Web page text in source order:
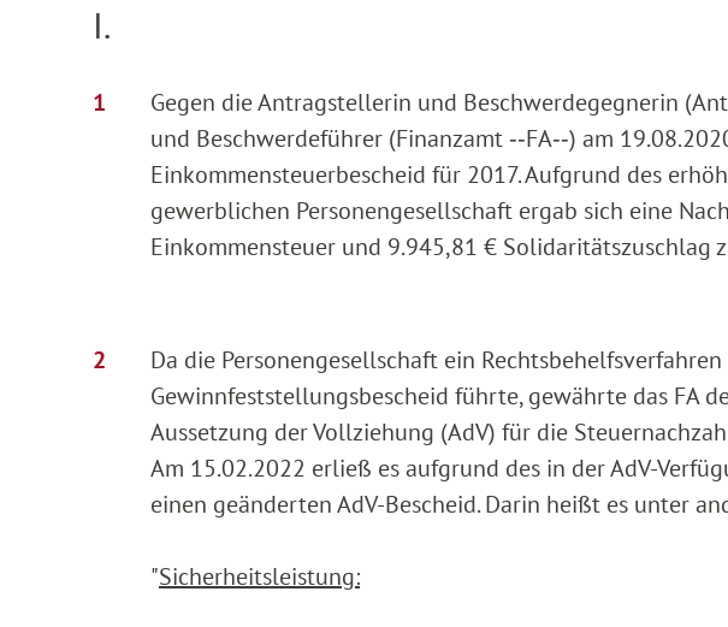
I.
Gegen die Antragstellerin und Beschwerdegegnerin
und Beschwerdeführer (Finanzamt ‑‑FA‑‑) am
Einkommensteuerbescheid für 2017. Aufgrund des
gewerblichen Personengesellschaft ergab sich eine
Einkommensteuer und 9.945,81 € Solidaritätszuschlag
Da die Personengesellschaft ein
Gewinnfeststellungsbescheid führte, gewährte das FA
Aussetzung der Vollziehung (AdV) für die
Am 15.02.2022 erließ es aufgrund des in der AdV-
einen geänderten AdV-Bescheid. Darin heißt es unter
"Sicherheitsleistung: